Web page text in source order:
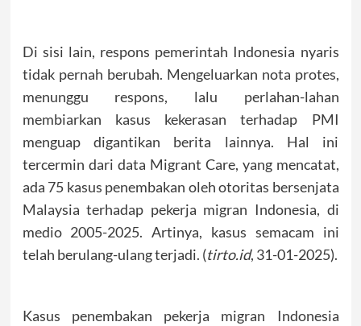
Di sisi lain, respons pemerintah Indonesia nyaris
tidak pernah berubah. Mengeluarkan nota protes,
menunggu respons, lalu perlahan-lahan
membiarkan kasus kekerasan terhadap PMI
menguap digantikan berita lainnya. Hal ini
tercermin dari data Migrant Care, yang mencatat,
ada 75 kasus penembakan oleh otoritas bersenjata
Malaysia terhadap pekerja migran Indonesia, di
medio 2005-2025. Artinya, kasus semacam ini
telah berulang-ulang terjadi. (tirto.id, 31-01-2025).
Kasus penembakan pekerja migran Indonesia